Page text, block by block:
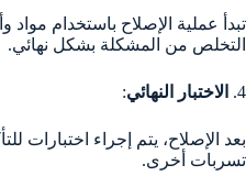
تبدأ عملية الإصلاح باستخدام مواد
التخلص من المشكلة بشكل نهائي.
4. الاختبار النهائي:
بعد الإصلاح، يتم إجراء اختبارات
تسربات أخرى.